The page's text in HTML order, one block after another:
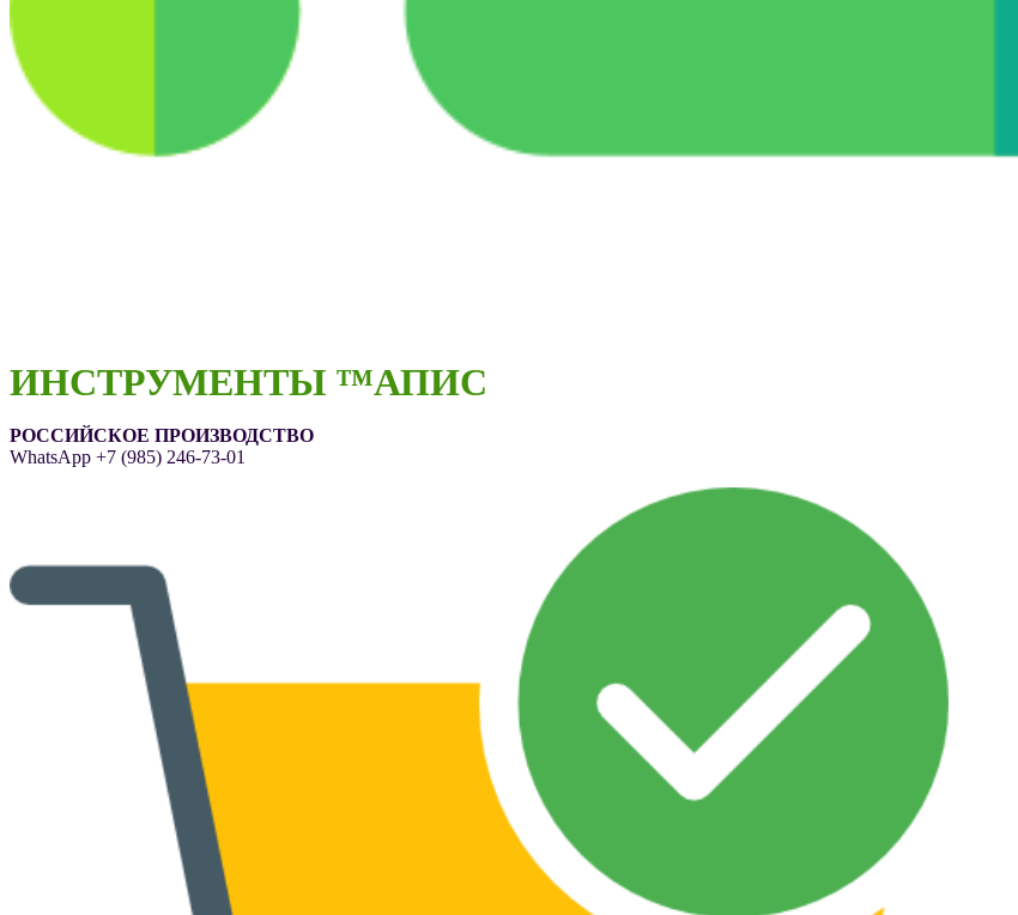
ИНСТРУМЕНТЫ ™АПИС
РОССИЙСКОЕ ПРОИЗВОДСТВО
WhatsApp +7 (985) 246-73-01